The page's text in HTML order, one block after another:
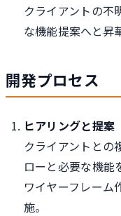
クライアントの不
な機能提案へと昇
開発プロセス
ヒアリングと提案
クライアントとの
ローと必要な機能
ワイヤーフレーム
施。